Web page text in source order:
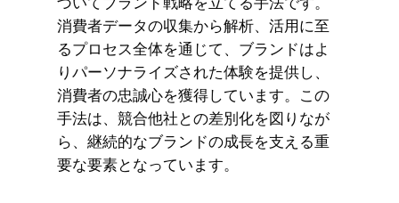
消費者データの収集から解析、活用に至
るプロセス全体を通じて、ブランドはよ
りパーソナライズされた体験を提供し、
消費者の忠誠心を獲得しています。この
手法は、競合他社との差別化を図りなが
ら、継続的なブランドの成長を支える重
要な要素となっています。